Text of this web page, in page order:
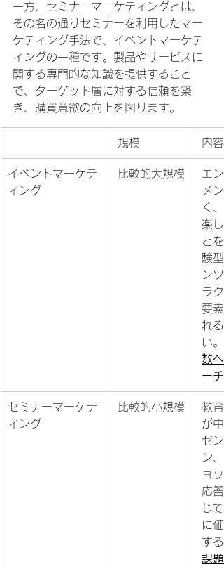
一方、セミナーマーケティングとは、
その名の通りセミナーを利用したマー
ケティング手法で、イベントマーケテ
ィングの一種です。製品やサービスに
関する専門的な知識を提供すること
で、ターゲット層に対する信頼を築
き、購買意欲の向上を図ります。
規模 内容
イベントマーケテ
ィング
比較的大規模
エ
メ
く
楽
と
験
ン
ラ
要
れ
い。
数
ーチ
セミナーマーケテ
ィング
比較的小規模
教
が
ゼ
ン
ョ
応
じ
に
する
課